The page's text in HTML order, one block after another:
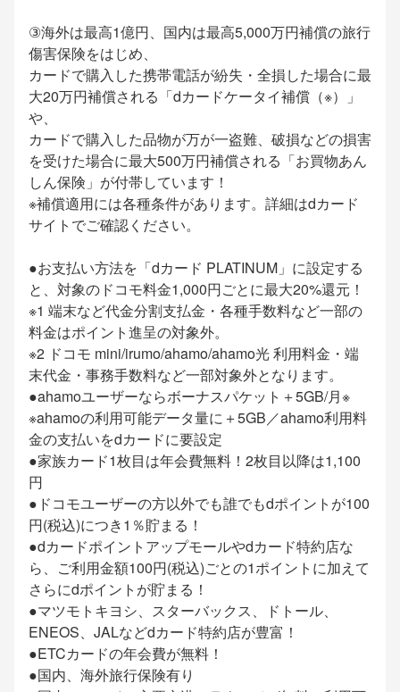
③海外は最高1億円、国内は最高5,000万円補償の旅行
傷害保険をはじめ、
カードで購入した携帯電話が紛失・全損した場合に最
大20万円補償される「dカードケータイ補償（※）」
や、
カードで購入した品物が万が一盗難、破損などの損害
を受けた場合に最大500万円補償される「お買物あん
しん保険」が付帯しています！
※補償適用には各種条件があります。詳細はdカード
サイトでご確認ください。
●お支払い方法を「dカード PLATINUM」に設定する
と、対象のドコモ料金1,000円ごとに最大20%還元！
※1 端末など代金分割支払金・各種手数料など一部の
料金はポイント進呈の対象外。
※2 ドコモ mini/irumo/ahamo/ahamo光 利用料金・端
末代金・事務手数料など一部対象外となります。
●ahamoユーザーならボーナスパケット＋5GB/月※
※ahamoの利用可能データ量に＋5GB／ahamo利用料
金の支払いをdカードに要設定
●家族カード1枚目は年会費無料！2枚目以降は1,100
円
●ドコモユーザーの方以外でも誰でもdポイントが100
円(税込)につき1％貯まる！
●dカードポイントアップモールやdカード特約店な
ら、ご利用金額100円(税込)ごとの1ポイントに加えて
さらにdポイントが貯まる！
●マツモトキヨシ、スターバックス、ドトール、
ENEOS、JALなどdカード特約店が豊富！
●ETCカードの年会費が無料！
●国内、海外旅行保険有り